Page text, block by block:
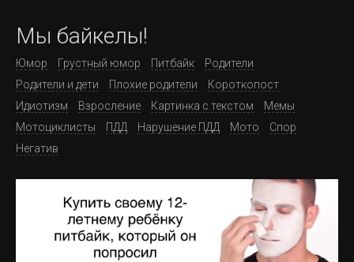
Мы байкелы!
Юмор Грустный юмор Питбайк
Родители
Родители и дети
Плохие родители
Короткопост
Идиотизм
Взросление Картинка с текстом
Мемы
Мотоциклисты
ПДД Нарушение ПДД Мото
Спор
Негатив